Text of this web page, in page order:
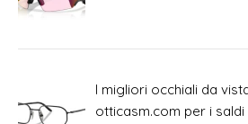
I migliori occhiali da
otticasm.com per i